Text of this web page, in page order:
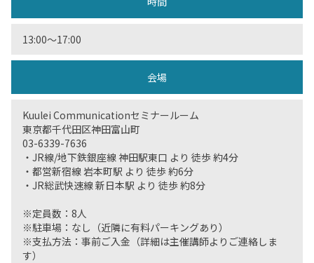
13:00〜17:00
会場
Kuulei Communicationセミナールーム
東京都千代田区神田富山町
03-6339-7636
・JR線/地下鉄銀座線 神田駅東口 より 徒歩 約4分
・都営新宿線 岩本町駅 より 徒歩 約6分
・JR総武快速線 新日本駅 より 徒歩 約8分
※定員数：8人
※駐車場：なし（近隣に有料パーキングあり）
※支払方法：事前ご入金（詳細は主催講師よりご連絡しま
す）